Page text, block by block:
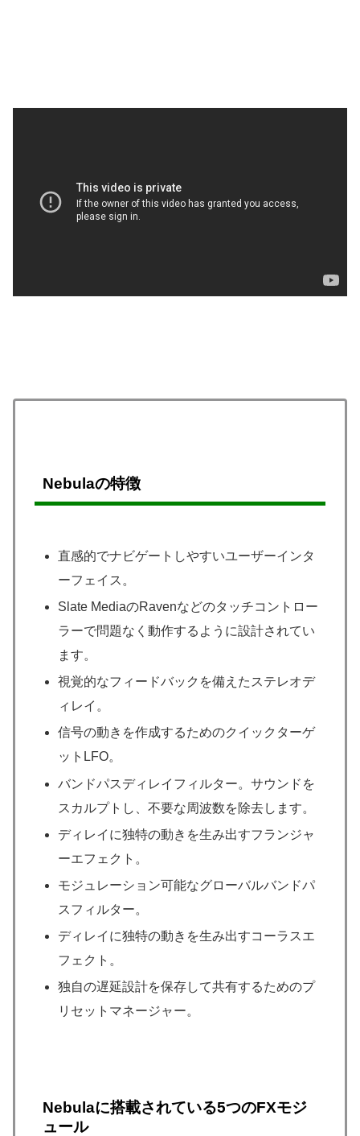
Nebulaの特徴
直感的でナビゲートしやすいユーザーインタ
ーフェイス。
Slate MediaのRavenなどのタッチコントロー
ラーで問題なく動作するように設計されてい
ます。
視覚的なフィードバックを備えたステレオデ
ィレイ。
信号の動きを作成するためのクイックターゲ
ットLFO。
バンドパスディレイフィルター。サウンドを
スカルプトし、不要な周波数を除去します。
ディレイに独特の動きを生み出すフランジャ
ーエフェクト。
モジュレーション可能なグローバルバンドパ
スフィルター。
ディレイに独特の動きを生み出すコーラスエ
フェクト。
独自の遅延設計を保存して共有するためのプ
リセットマネージャー。
Nebulaに搭載されている5つのFXモジ
ュール